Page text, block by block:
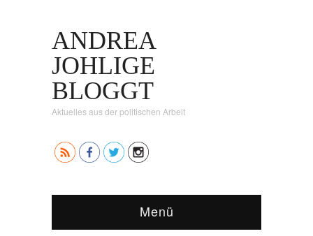
ANDREA
JOHLIGE
BLOGGT
Aktuelles aus der politischen Arbeit
Menü